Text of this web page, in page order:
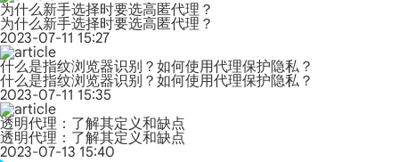
为什么新手选择时要选高匿代理？
为什么新手选择时要选高匿代理？
2023-07-11 15:27
什么是指纹浏览器识别？如何使用代理保护隐私？
什么是指纹浏览器识别？如何使用代理保护隐私？
2023-07-11 15:35
透明代理：了解其定义和缺点
透明代理：了解其定义和缺点
2023-07-13 15:40